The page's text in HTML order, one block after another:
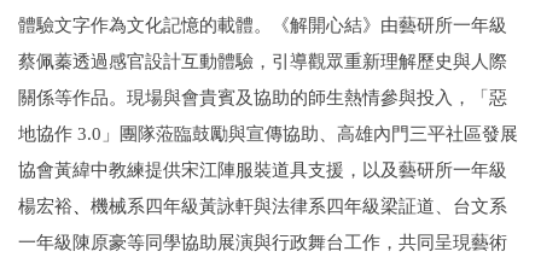
體驗文字作為文化記憶的載體。《解開心結》由藝研所一年級
蔡佩蓁透過感官設計互動體驗，引導觀眾重新理解歷史與人際
關係等作品。現場與會貴賓及協助的師生熱情參與投入，「惡
地協作 3.0」團隊蒞臨鼓勵與宣傳協助、高雄內門三平社區發展
協會黃緯中教練提供宋江陣服裝道具支援，以及藝研所一年級
楊宏裕
機械系四年級黃詠軒與法律系四年級梁証道、台文系
一年級陳原豪等同學協助展演與行政舞台工作，共同呈現藝術